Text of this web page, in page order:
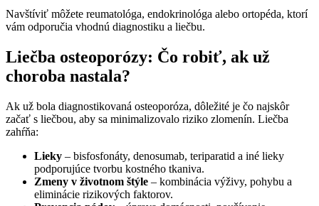
Navštíviť môžete reumatológa, endokrinológa alebo ortopéda, ktorí
vám odporučia vhodnú diagnostiku a liečbu.
Liečba osteoporózy: Čo robiť, ak už
choroba nastala?
Ak už bola diagnostikovaná osteoporóza, dôležité je čo najskôr
začať s liečbou, aby sa minimalizovalo riziko zlomenín. Liečba
zahŕňa:
Lieky – bisfosfonáty, denosumab, teriparatid a iné lieky
podporujúce tvorbu kostného tkaniva.
Zmeny v životnom štýle – kombinácia výživy, pohybu a
eliminácie rizikových faktorov.